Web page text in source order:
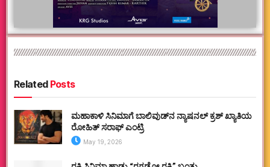
RelatedPosts
ಮಹಾಕಾಳಿ ಸಿನಿಮಾಗೆ ಬಾಲಿವುಡ್‌ನ ನ್ಯಾಷನಲ್ ಕ್ರಶ್ ಖ್ಯಾತಿಯ
ರೋಹಿತ್ ಸರಾಫ್ ಎಂಟ್ರಿ
May 19, 2026